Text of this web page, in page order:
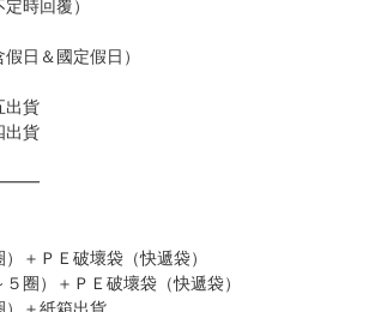
訂單，敬請諒解。
０
時回覆）
日＆國定假日）